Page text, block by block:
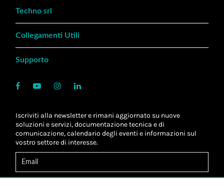
Techno srl
Collegamenti Utili
Supporto
Iscriviti alla newsletter e rimani aggiornato su nuove
soluzioni e servizi, documentazione tecnica e di
comunicazione, calendario degli eventi e informazioni sul
vostro settore di interesse.